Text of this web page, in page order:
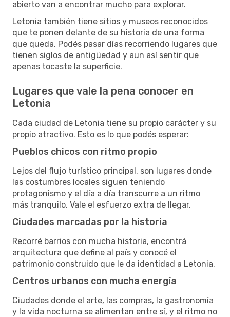
abierto van a encontrar mucho para explorar.
Letonia también tiene sitios y museos reconocidos
que te ponen delante de su historia de una forma
que queda. Podés pasar días recorriendo lugares que
tienen siglos de antigüedad y aun así sentir que
apenas tocaste la superficie.
Lugares que vale la pena conocer en
Letonia
Cada ciudad de Letonia tiene su propio carácter y su
propio atractivo. Esto es lo que podés esperar:
Pueblos chicos con ritmo propio
Lejos del flujo turístico principal, son lugares donde
las costumbres locales siguen teniendo
protagonismo y el día a día transcurre a un ritmo
más tranquilo. Vale el esfuerzo extra de llegar.
Ciudades marcadas por la historia
Recorré barrios con mucha historia, encontrá
arquitectura que define al país y conocé el
patrimonio construido que le da identidad a Letonia.
Centros urbanos con mucha energía
Ciudades donde el arte, las compras, la gastronomía
y la vida nocturna se alimentan entre sí, y el ritmo no